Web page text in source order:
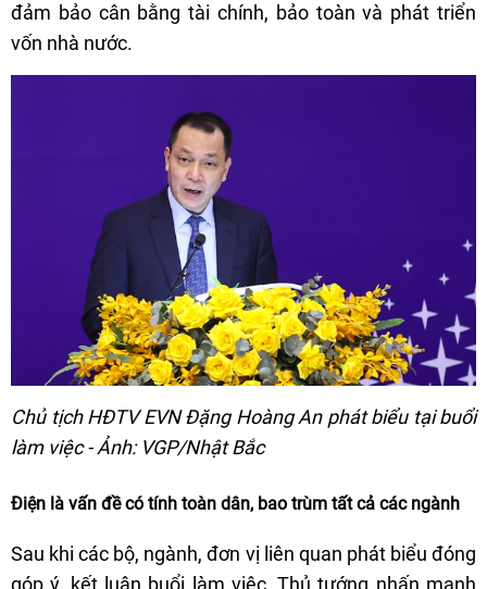
đảm bảo cân bằng tài chính, bảo toàn và phát triển
vốn nhà nước.
Chủ tịch HĐTV EVN Đặng Hoàng An phát biểu tại buổi
làm việc - Ảnh: VGP/Nhật Bắc
Điện là vấn đề có tính toàn dân, bao trùm tất cả các ngành
Sau khi các bộ, ngành, đơn vị liên quan phát biểu đóng